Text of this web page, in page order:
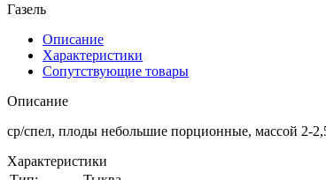
Газель
Описание
Характеристики
Сопутствующие товары
Описание
ср/спел, плоды небольшие порционные, массой 2-
Характеристики